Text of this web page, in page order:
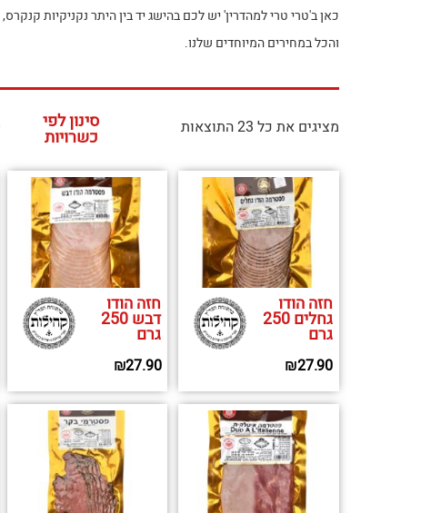
כאן ב'טרי טרי למהדרין' יש לכם בהישג יד בין היתר נקניקיות
והכל במחירים המיוחדים שלנו.
סינון לפי
כשרויות מציגים את כל ⁦23⁩ התוצאות
חזה הודו
גחלים 250
גרם
₪27.90
חזה הודו
דבש 250
גרם
₪27.90